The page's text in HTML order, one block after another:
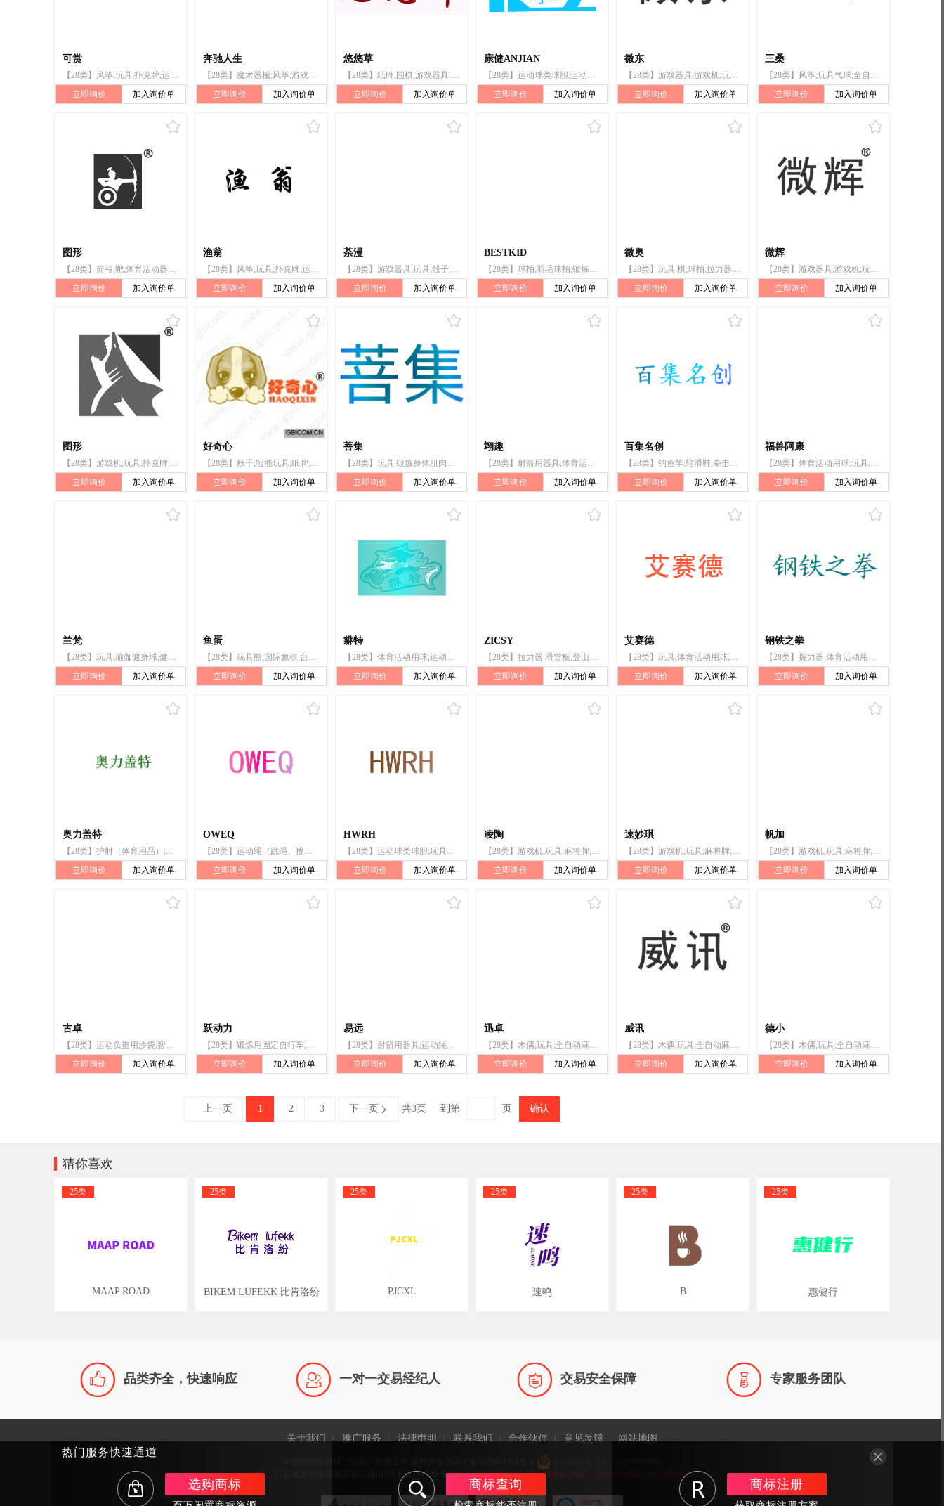
可赏
【28类】风筝;玩具;扑克牌;运动球类;拉力器;滑雪刀;游泳池(娱乐用);浮板;圣诞树用烛台;钓鱼杆
立即询价
加入询价单
奔驰人生
【28类】魔术器械;风筝;游戏用筹码;游戏器具;游戏机;锻炼身体器械;握力器;拉力器;健身球;健美器
立即询价
加入询价单
悠悠草
【28类】纸牌;围棋;游戏器具;智能玩具;羽毛球;拉力器;箭弓;体育活动器械;护膝(体育用品)
立即询价
加入询价单
康健ANJIAN
【28类】运动球类球胆;运动球类;拉力器;压力器;健美器;滑雪刀;拳击手套;溜冰鞋;双杠;体操台
立即询价
加入询价单
微东
【28类】游戏器具;游戏机;玩具;棋;球拍;拉力器;箭弓;起跑器(体育运动用);轮滑鞋;钓鱼用具
立即询价
加入询价单
三桑
【28类】风筝;玩具气球;全自动麻将桌（机）;羽毛球拍;运动用球;拉力器;箭弓;运动绳（跳绳、拔河绳）;旱冰鞋;钓鱼竿
立即询价
加入询价单
图形
【28类】箭弓;靶;体育活动器械;锻炼身体肌肉器械;拉力器;护腿;钓鱼竿;拳击手套;吊绳;球拍
立即询价
加入询价单
渔翁
【28类】风筝;玩具;扑克牌;运动球类;拉力器;滑雪刀;游泳池(娱乐用);浮板;圣诞树用烛台
立即询价
加入询价单
荼漫
【28类】游戏器具;玩具;骰子;台球;拉力器;箭弓;帆板;竞技手套;圣诞树用烛台;钓鱼用具
立即询价
加入询价单
BESTKID
【28类】球拍;羽毛球拍;锻炼身体肌肉器械;拉力器;玩具汽车;智能玩具;玩具;积木(玩具);婴儿健身架;音乐玩具
立即询价
加入询价单
微奥
【28类】玩具;棋;球拍;拉力器;箭弓;钓鱼用具;游戏器具;游戏机;轮滑鞋;起跑器（体育运动用）
立即询价
加入询价单
微辉
【28类】游戏器具;游戏机;玩具;棋;球拍;拉力器;箭弓;起跑器(体育运动用);轮滑鞋;钓鱼用具
立即询价
加入询价单
图形
【28类】游戏机;玩具;扑克牌;球拍;拉力器;箭弓;滑板;游泳圈;合成材料制圣诞树;钓鱼竿
立即询价
加入询价单
好奇心
【28类】秋千;智能玩具;纸牌;运动球类;拉力器;雪橇;游泳池(娱乐用品);护面;圣诞树用烛台;钓具
立即询价
加入询价单
菩集
【28类】玩具;锻炼身体肌肉器械;哑铃;象棋;围棋;握力器;压力器;拉力器;健身球;健美器
立即询价
加入询价单
翊趣
【28类】射箭用器具;体育活动用球;玩具;积木（玩具）;游戏器具;钓鱼用具;轮滑鞋;魔方;蹦床;棋;拉力器
立即询价
加入询价单
百集名创
【28类】钓鱼竿;轮滑鞋;拳击手套;拉力器;射箭用器具;体育活动器械;游戏器具;玩具;纸牌;台球
立即询价
加入询价单
福兽阿康
【28类】体育活动用球;玩具;积木（玩具）;游戏器具;玩具娃娃;玩具小屋;滑板车（玩具）;拼图玩具;棋;拉力器
立即询价
加入询价单
兰梵
【28类】玩具;瑜伽健身球;健身球;健胸器;拉力器;体育活动器械;瑜伽带;瑜伽砖;运动用球;运动腰带
立即询价
加入询价单
鱼蛋
【28类】玩具熊;国际象棋;台球;游泳池（娱乐用品）;滑板;箭弓;摇摆木马;拉力器;旱冰鞋;钓鱼用具
立即询价
加入询价单
貅特
【28类】体育活动用球;运动用球;锻炼身体肌肉器械;锻炼身体器械;使身体复原的器械;扩胸器（锻炼肌肉用）;锻炼用扩胸器;握力器;压力器;拉力器
立即询价
加入询价单
ZICSY
【28类】拉力器;滑雪板;登山套具;弹弓(体育用品);游泳池(娱乐用品);拳击手套;游泳脚蹼;护膝(体育用品);游泳浮力背心;运动用护腕
立即询价
加入询价单
艾赛德
【28类】玩具;体育活动用球;握力器;拉力器;健身球;健身床;健身摇摆机（器）或运动摇摆机（器）;哑铃;锻炼用固定自行车;锻炼身体器械
立即询价
加入询价单
钢铁之拳
【28类】握力器;体育活动用球;运动用护腕;运动用吸汗带;拉力器;拳击手套;竞技手套;护肘（体育用品）;护膝（体育用品）;举重用皮带（体育用品）
立即询价
加入询价单
奥力盖特
【28类】护肘（体育用品）;护膝（体育用品）;运动用护腰;运动用护腕;拉力器;健身球;瘦腰锻炼腰带;锻炼身体器械;体育活动器械;玩具
立即询价
加入询价单
OWEQ
【28类】运动绳（跳绳、拔河绳）;拉力器;棋;电动游艺车;咬钩指示器（钓具）;圣诞树用装饰品（照明用物品和糖果除外）;拳击手套;玩具;玩具气球;运动球类球胆
立即询价
加入询价单
HWRH
【28类】运动球类球胆;玩具气球;玩具;拳击手套;圣诞树用装饰品（照明用物品和糖果除外）;咬钩指示器（钓具）;电动游艺车;棋;拉力器;运动绳（跳绳、拔河绳）
立即询价
加入询价单
凌陶
【28类】游戏机;玩具;麻将牌;体育活动用球;拉力器;滑雪板;可充气游泳池(娱乐用品);击剑手套;圣诞树用小铃;钓鱼竿
立即询价
加入询价单
速妙琪
【28类】游戏机;玩具;麻将牌;体育活动用球;拉力器;滑雪板;可充气游泳池（娱乐用品）;击剑手套;圣诞树用小铃;钓鱼竿
立即询价
加入询价单
帆加
【28类】游戏机;玩具;麻将牌;体育活动用球;拉力器;滑雪板;可充气游泳池（娱乐用品）;击剑手套;圣诞树用小铃;钓鱼竿
立即询价
加入询价单
古卓
【28类】运动负重用沙袋;智能玩具;哑铃;拉力器;玩具;锻炼身体器械;钓鱼用具;锻炼用固定自行车;蹦床;台球桌
立即询价
加入询价单
跃动力
【28类】锻炼用固定自行车;锻炼身体肌肉器械;锻炼身体器械;扩胸器（锻炼肌肉用）;锻炼用固定自行车滚轴;哑铃;握力器;拉力器;健身球;健身床
立即询价
加入询价单
易远
【28类】射箭用器具;运动绳（跳绳、拔河绳）;游泳圈;合成材料制圣诞树;钓鱼竿;木偶;运动用球;玩具;全自动麻将桌（机）;拉力器
立即询价
加入询价单
迅卓
【28类】木偶;玩具;全自动麻将桌（机）;运动用球;拉力器;射箭用器具;运动绳（跳绳、拔河绳）;游泳圈;合成材料制圣诞树;钓鱼竿
立即询价
加入询价单
威讯
【28类】木偶;玩具;全自动麻将桌（机）;运动用球;拉力器;射箭用器具;运动绳（跳绳、拔河绳）;游泳圈;合成材料制圣诞树;钓鱼用具
立即询价
加入询价单
德小
【28类】木偶;玩具;全自动麻将桌（机）;运动用球;拉力器;射箭用器具;运动绳（跳绳、拔河绳）;游泳圈;合成材料制圣诞树;钓鱼用具
立即询价
加入询价单
上一页 1 2 3 下一页  共3页 到第 页 确认
猜你喜欢
25类
MAAP ROAD
25类
BIKEM LUFEKK 比肯洛纷
25类
PJCXL
25类
速鸣
25类
B
25类
惠健行
 品类齐全，快速响应  一对一交易经纪人  交易安全保障  专家服务团队
热门服务快速通道
选购商标 商标查询 商标注册
关于我们 推广服务 法律申明 联系我们 合作伙伴 意见反馈 网站地图
地址：江苏省苏州市高新区长江路815号长江湾广场 传真：010-58143981全国免费服务热线：400-700-0065 / 400-9696-518